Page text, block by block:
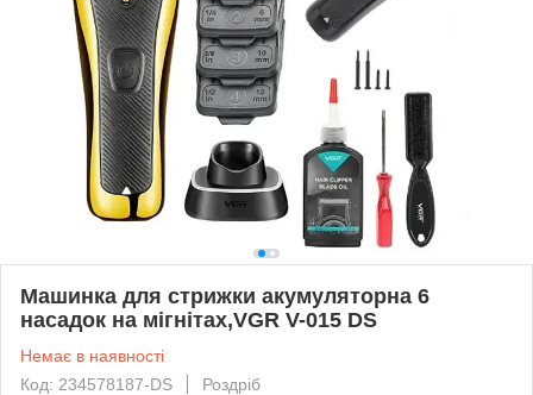
Машинка для стрижки акумуляторна 6
насадок на мігнітах,VGR V-015 DS
Немає в наявності
Код: 234578187-DS
Роздріб